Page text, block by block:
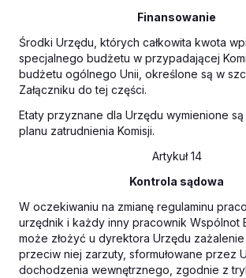
Finansowanie
Środki Urzędu, których całkowita kwota
specjalnego budżetu w przypadającej
budżetu ogólnego Unii, określone są w
Załączniku do tej części.
Etaty przyznane dla Urzędu wymienione są
planu zatrudnienia Komisji.
Artykuł 14
Kontrola sądowa
W oczekiwaniu na zmianę regulaminu
urzędnik i każdy inny pracownik Wspólnot
może złożyć u dyrektora Urzędu
przeciw niej zarzuty, sformułowane przez
dochodzenia wewnętrznego, zgodnie z